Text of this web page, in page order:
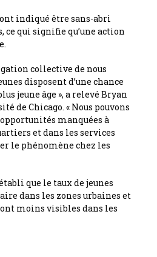
indiqué être sans-abri
qui signifie qu’une action
collective de nous
disposent d’une chance
jeune âge », a relevé Bryan
de Chicago. « Nous pouvons
manquées à
et dans les services
le phénomène chez les
que le taux de jeunes
dans les zones urbaines et
moins visibles dans les